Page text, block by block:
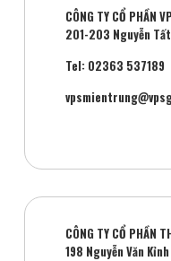
CÔNG TY CỔ PHẦN
201-203 Nguyễn
Tel: 02363 537189
CÔNG TY CỔ PHẦN
198 Nguyễn Văn